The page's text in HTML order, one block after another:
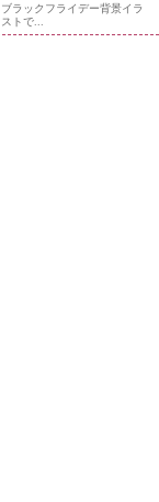
ブラックフライデー背景イラ
ストで...